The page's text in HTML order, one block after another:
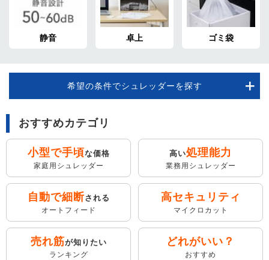
静音 卓上 ゴミ袋
希望の条件でシュレッダーを探す
おすすめカテゴリ
小型で手頃な価格
家庭用シュレッダー
高い処理能力
業務用シュレッダー
自動で細断される
オートフィード
高セキュリティ
マイクロカット
売れ筋が知りたい
ランキング
どれがいい？
おすすめ